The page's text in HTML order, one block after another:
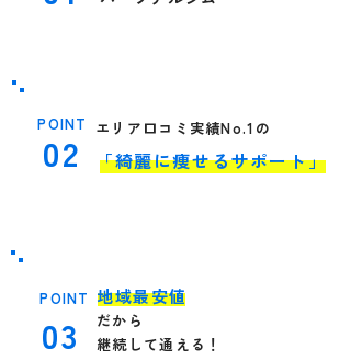
02
POINT エリア口コミ実績No.1の
「綺麗に痩せるサポート」
POINT
03
​地域最安値
だから
継続して通える！